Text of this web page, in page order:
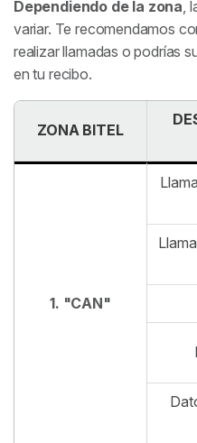
Dependiendo de la zona ,
variar. Te recomendamos
realizar llamadas o podrías
en tu recibo.
ZONA BITEL
1. "CAN"